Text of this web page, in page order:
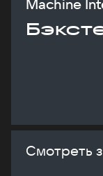
Machine
Смотреть